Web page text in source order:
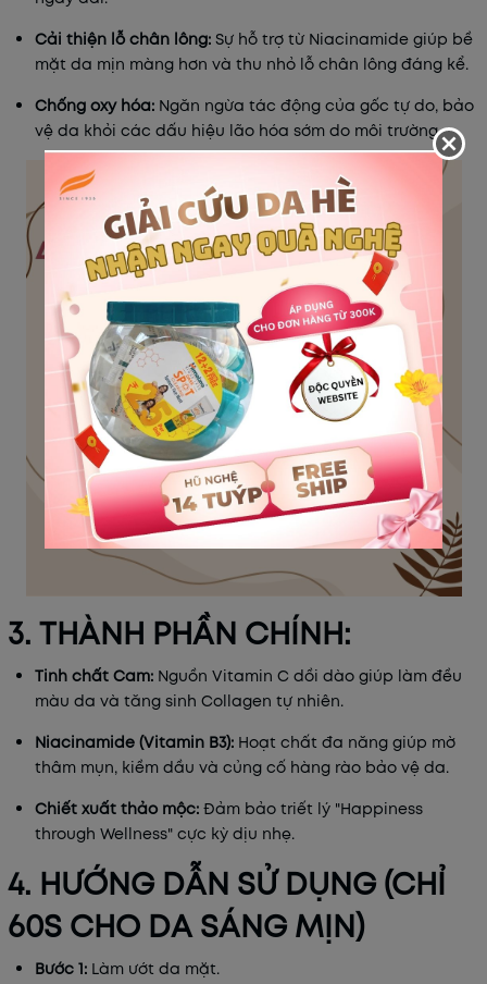
Cải thiện lỗ chân lông: Sự hỗ trợ từ Niacinamide giúp bề
mặt da mịn màng hơn và thu nhỏ lỗ chân lông đáng kể.
Chống oxy hóa: Ngăn ngừa tác động của gốc tự do, bảo
vệ da khỏi các dấu hiệu lão hóa sớm do môi trường.
3. THÀNH PHẦN CHÍNH:
Tinh chất Cam: Nguồn Vitamin C dồi dào giúp làm đều
màu da và tăng sinh Collagen tự nhiên.
Niacinamide (Vitamin B3): Hoạt chất đa năng giúp mờ
thâm mụn, kiềm dầu và củng cố hàng rào bảo vệ da.
Chiết xuất thảo mộc: Đảm bảo triết lý "Happiness
through Wellness" cực kỳ dịu nhẹ.
4. HƯỚNG DẪN SỬ DỤNG (CHỈ
60S CHO DA SÁNG MỊN)
Bước 1: Làm ướt da mặt.